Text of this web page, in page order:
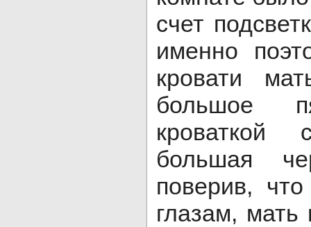
счет
именно
кровати
большое
большая
поверив,
глазам, мать